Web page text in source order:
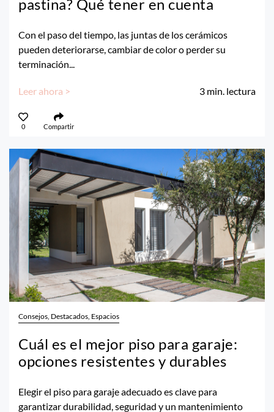
pastina? Qué tener en cuenta
Con el paso del tiempo, las juntas de los cerámicos
pueden deteriorarse, cambiar de color o perder su
terminación...
Leer ahora > 3 min. lectura
0 Compartir
Consejos, Destacados, Espacios
Cuál es el mejor piso para garaje:
opciones resistentes y durables
Elegir el piso para garaje adecuado es clave para
garantizar durabilidad, seguridad y un mantenimiento